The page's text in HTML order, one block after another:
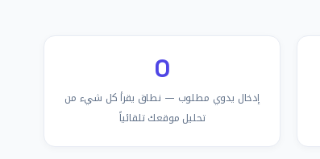
0
إدخال يدوي مطلوب — نطاق يقرأ كل شيء من
تحليل موقعك تلقائياً